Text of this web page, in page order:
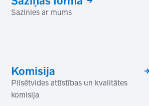
Sazinies ar mums
Komisija
Pilsētvides attīstības un kvalitātes
komisija